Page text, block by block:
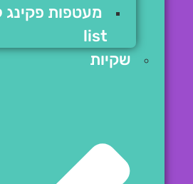
list
שקיות